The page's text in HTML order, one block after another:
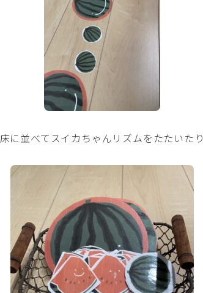
床に並べてスイカちゃんリズムをたたいたり